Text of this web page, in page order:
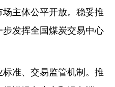
主体公平开放。稳妥推
发挥全国煤炭交易中心
准、交易监管机制。推